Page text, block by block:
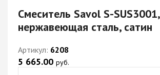
Смеситель Savol S-SUS3001,
нержавеющая сталь, сатин
Артикул: 6208
5 665.00 руб.